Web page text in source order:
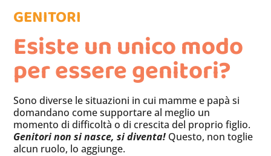
GENITORI
Esiste un unico modo
per essere genitori?
Sono diverse le situazioni in cui mamme e papà si
domandano come supportare al meglio un
momento di difficoltà o di crescita del proprio figlio.
Genitori non si nasce, si diventa! Questo, non toglie
alcun ruolo, lo aggiunge.